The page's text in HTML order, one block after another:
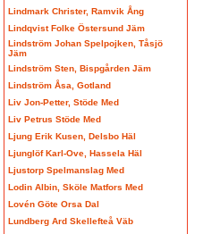
Lindmark Christer, Ramvik Ång
Lindqvist Folke Östersund Jäm
Lindström Johan Spelpojken, Tåsjö
Jäm
Lindström Sten, Bispgården Jäm
Lindström Åsa, Gotland
Liv Jon-Petter, Stöde Med
Liv Petrus Stöde Med
Ljung Erik Kusen, Delsbo Häl
Ljunglöf Karl-Ove, Hassela Häl
Ljustorp Spelmanslag Med
Lodin Albin, Sköle Matfors Med
Lovén Göte Orsa Dal
Lundberg Ard Skellefteå Väb